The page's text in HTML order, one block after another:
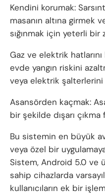
Kendini korumak:
masanın altına girmek
sığınmak için yeterli bir
Gaz ve elektrik
evde yangın riskini
veya elektrik şalterlerini
Asansörden kaçmak:
bir şekilde dışarı çıkma
Bu sistemin en büyük
veya özel bir
Sistem, Android 5.0 ve
sahip cihazlarda
kullanıcıların ek bir